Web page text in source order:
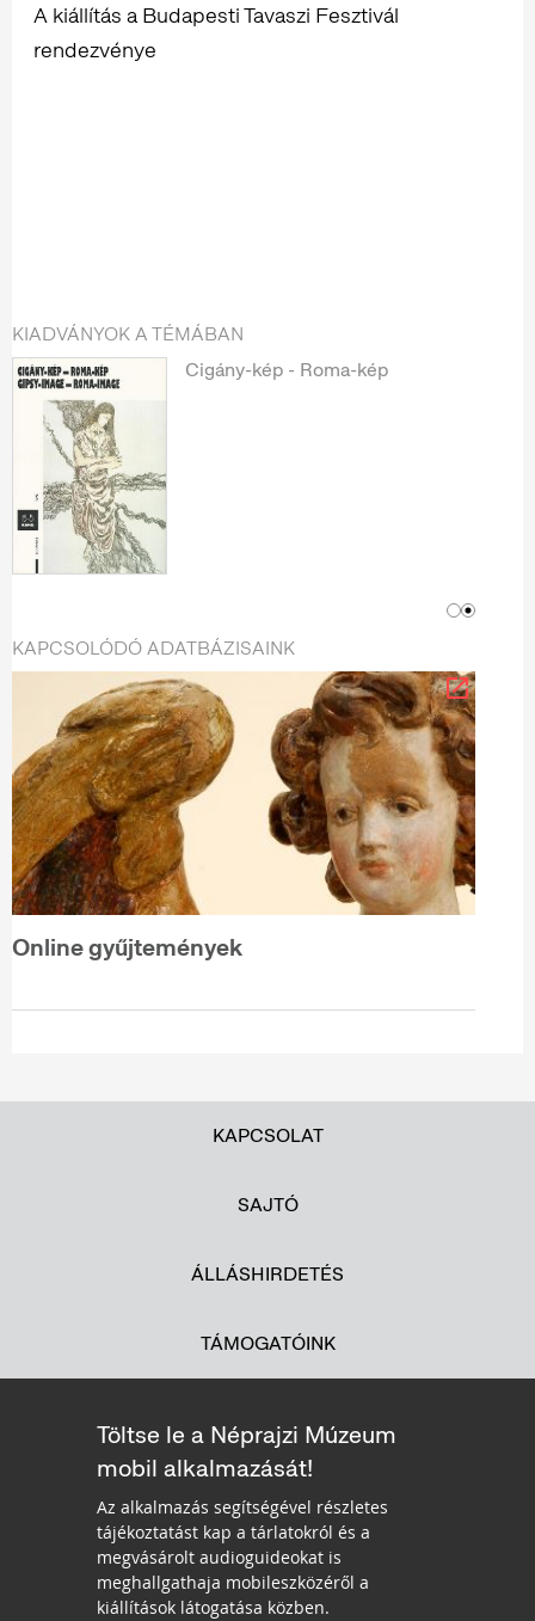
A kiállítás a Budapesti Tavaszi Fesztivál
rendezvénye
KIADVÁNYOK A TÉMÁBAN
Cigány-kép - Roma-kép
KAPCSOLÓDÓ ADATBÁZISAINK
Online gyűjtemények
KAPCSOLAT
SAJTÓ
ÁLLÁSHIRDETÉS
TÁMOGATÓINK
Töltse le a Néprajzi Múzeum
mobil alkalmazását!
Az alkalmazás segítségével részletes
tájékoztatást kap a tárlatokról és a
megvásárolt audioguideokat is
meghallgathaja mobileszközéről a
kiállítások látogatása közben.